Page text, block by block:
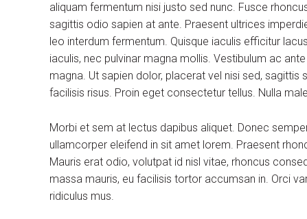
aliquam fermentum nisi justo sed nunc. Fusce
sagittis odio sapien at ante. Praesent ultrices
leo interdum fermentum. Quisque iaculis efficitur
iaculis, nec pulvinar magna mollis. Vestibulum ac
magna. Ut sapien dolor, placerat vel nisi sed, sagittis
facilisis risus. Proin eget consectetur tellus. Nulla
Morbi et sem at lectus dapibus aliquet. Donec
ullamcorper eleifend in sit amet lorem. Praesent
Mauris erat odio, volutpat id nisl vitae, rhoncus
massa mauris, eu facilisis tortor accumsan in. Orci
ridiculus mus.